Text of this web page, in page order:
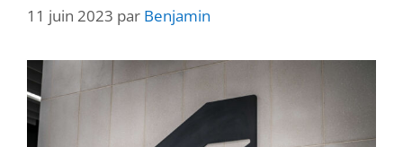
11 juin 2023 par Benjamin